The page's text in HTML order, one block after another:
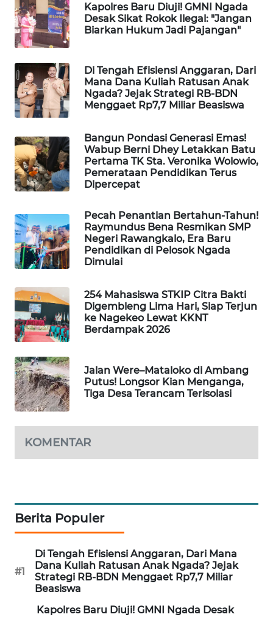
Kapolres Baru Diuji! GMNI Ngada
Desak Sikat Rokok Ilegal: "Jangan
Biarkan Hukum Jadi Pajangan"
Di Tengah Efisiensi Anggaran, Dari
Mana Dana Kuliah Ratusan Anak
Ngada? Jejak Strategi RB-BDN
Menggaet Rp7,7 Miliar Beasiswa
Bangun Pondasi Generasi Emas!
Wabup Berni Dhey Letakkan Batu
Pertama TK Sta. Veronika Wolowio,
Pemerataan Pendidikan Terus
Dipercepat
Pecah Penantian Bertahun-Tahun!
Raymundus Bena Resmikan SMP
Negeri Rawangkalo, Era Baru
Pendidikan di Pelosok Ngada
Dimulai
254 Mahasiswa STKIP Citra Bakti
Digembleng Lima Hari, Siap Terjun
ke Nagekeo Lewat KKNT
Berdampak 2026
Jalan Were–Mataloko di Ambang
Putus! Longsor Kian Menganga,
Tiga Desa Terancam Terisolasi
KOMENTAR
Berita Populer
#1
Di Tengah Efisiensi Anggaran, Dari Mana
Dana Kuliah Ratusan Anak Ngada? Jejak
Strategi RB-BDN Menggaet Rp7,7 Miliar
Beasiswa
Kapolres Baru Diuji! GMNI Ngada Desak
TAMBANG
NEWS
SITUNGIR
NEWS
SIDIKALANG
NEWS
SIBARAGAS
NEWS
NEWS
METRO
MEDAN
METRO
JAKARTA
NEWS
KRT
NEWS
KARING
NEWS
JURNAL
HUMBANG
NEWS
GARONGGANG
NEWS
FISUELRI
ID